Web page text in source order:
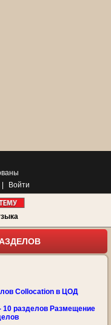
Войти
Collocation в ЦОД
10 разделов Размещение